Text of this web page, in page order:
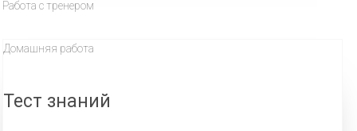
Работа с тренером
Домашняя работа
Тест знаний